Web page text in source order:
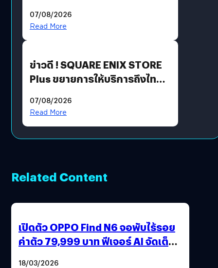
07/08/2026
Read More
ข่าวดี ! SQUARE ENIX STORE
Plus ขยายการให้บริการถึงไทย
โดยตรง
07/08/2026
Read More
Related Content
เปิดตัว OPPO Find N6 จอพับไร้รอย
ค่าตัว 79,999 บาท ฟีเจอร์ AI จัดเต็ม
18/03/2026